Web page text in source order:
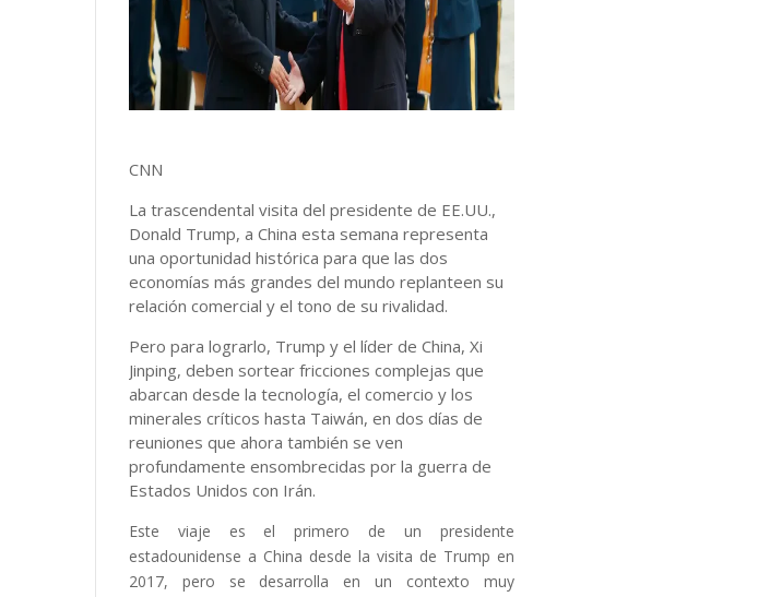
CNN
La trascendental visita del presidente de EE.UU.,
Donald Trump, a China esta semana representa
una oportunidad histórica para que las dos
economías más grandes del mundo replanteen su
relación comercial y el tono de su rivalidad.
Pero para lograrlo, Trump y el líder de China, Xi
Jinping, deben sortear fricciones complejas que
abarcan desde la tecnología, el comercio y los
minerales críticos hasta Taiwán, en dos días de
reuniones que ahora también se ven
profundamente ensombrecidas por la guerra de
Estados Unidos con Irán.
Este viaje es el primero de un presidente
estadounidense a China desde la visita de Trump en
2017, pero se desarrolla en un contexto muy